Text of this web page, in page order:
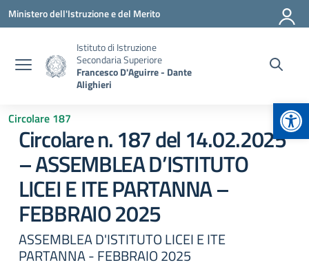
Vai ai contenuti
Vai al menu di navigazione
Vai al footer
Ministero dell'Istruzione e del Merito
Istituto di Istruzione
Secondaria Superiore
Francesco D'Aguirre - Dante
Alighieri
Circolare 187
Circolare n. 187 del 14.02.2025
– ASSEMBLEA D’ISTITUTO
LICEI E ITE PARTANNA –
FEBBRAIO 2025
ASSEMBLEA D'ISTITUTO LICEI E ITE
PARTANNA - FEBBRAIO 2025